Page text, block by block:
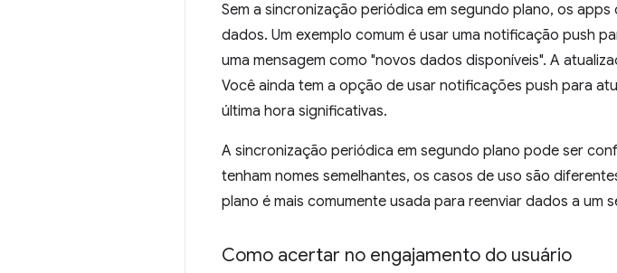
Sem a sincronização periódica em segundo plano, os
dados. Um exemplo comum é usar uma notificação push
uma mensagem como "novos dados disponíveis". A
Você ainda tem a opção de usar notificações push para
última hora significativas.
A sincronização periódica em segundo plano pode ser
tenham nomes semelhantes, os casos de uso são
plano é mais comumente usada para reenviar dados a
Como acertar no engajamento do usuário